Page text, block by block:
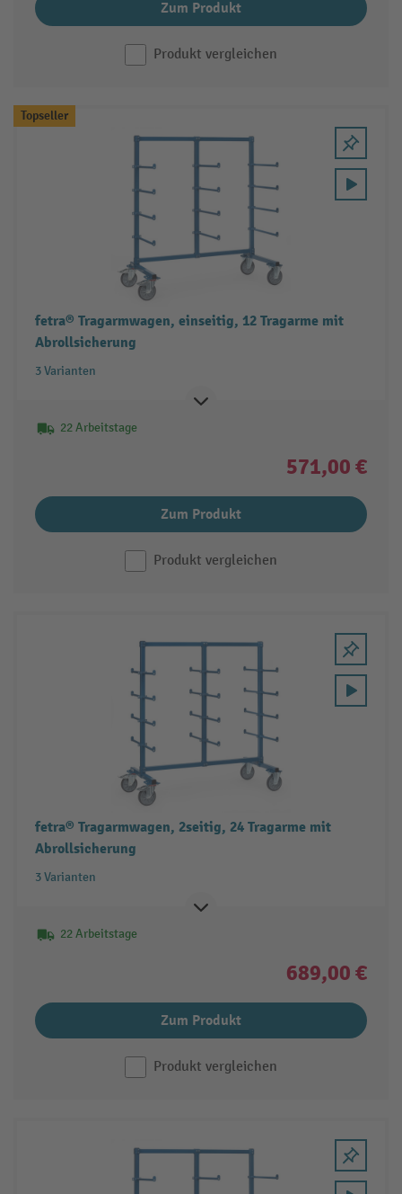
Zum Produkt
Produkt vergleichen
Topseller
fetra® Tragarmwagen, einseitig, 12 Tragarme mit
Abrollsicherung
3 Varianten
22 Arbeitstage
571,00 €
Zum Produkt
Produkt vergleichen
fetra® Tragarmwagen, 2seitig, 24 Tragarme mit
Abrollsicherung
3 Varianten
22 Arbeitstage
689,00 €
Zum Produkt
Produkt vergleichen